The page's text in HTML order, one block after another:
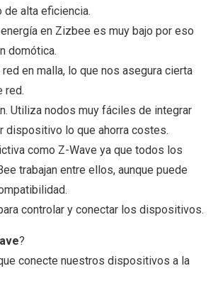
de alta eficiencia.
en Zizbee es muy bajo por eso
domótica.
red en malla, lo que nos asegura cierta
red.
Utiliza nodos muy fáciles de integrar
dispositivo lo que ahorra costes.
como Z-Wave ya que todos los
trabajan entre ellos, aunque puede
controlar y conectar los dispositivos.
?
conecte nuestros dispositivos a la